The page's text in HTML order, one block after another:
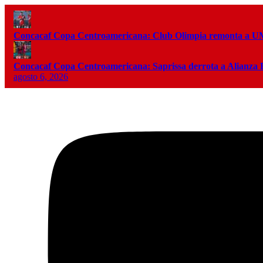
Concacaf Copa Centroamericana: Club Olimpia remonta a
Concacaf Copa Centroamericana: Saprissa derrota a Alianza
agosto 6, 2026